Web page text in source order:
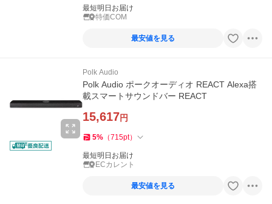
最短明日お届け
特価COM
最安値を見る
Polk Audio
Polk Audio ポークオーディオ REACT Alexa搭
載スマートサウンドバー REACT
15,617円
5% （715pt）
最短明日お届け
ECカレント
最安値を見る